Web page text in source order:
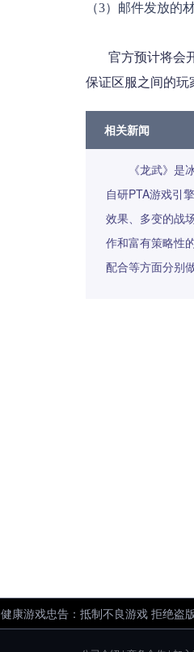
（3）邮件发放的
官方预计将会开
保证区服之间的玩
相关新闻
《龙武》
自研PTA游戏引
效果、多变的战
作和富有策略性
配合等方面分别
健康游戏忠告：抵制不良游戏 拒绝盗